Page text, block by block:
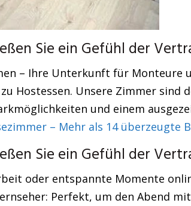
Sie ein Gefühl der
– Ihre Unterkunft für Monteure
Hostessen. Unsere Zimmer
und einem
– Mehr als 14 überzeugte
Sie ein Gefühl der
oder entspannte Momente
Perfekt, um den Abend